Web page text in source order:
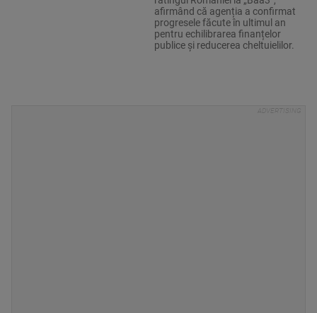
afirmând că agenția a confirmat
progresele făcute în ultimul an
pentru echilibrarea finanțelor
publice și reducerea cheltuielilor.